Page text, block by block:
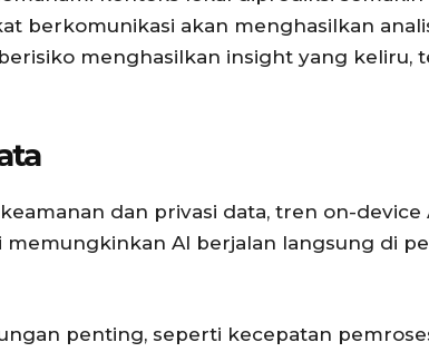
berkomunikasi akan menghasilkan
menghasilkan insight yang keliru,
dan privasi data, tren on-device
AI berjalan langsung di
penting, seperti kecepatan